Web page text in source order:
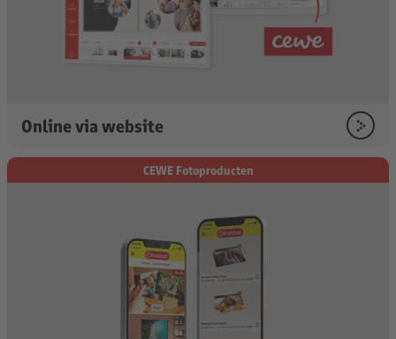
Online via website
CEWE Fotoproducten